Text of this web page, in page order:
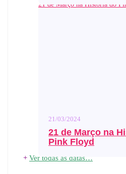
21 de Março na História do
21/03/2024
21 de Março na
Pink Floyd
+ Ver todas as datas…